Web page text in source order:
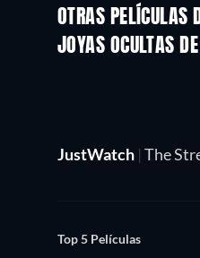
OTRAS PELÍCULAS
JOYAS OCULTAS
JustWatch | The
Top 5 Películas